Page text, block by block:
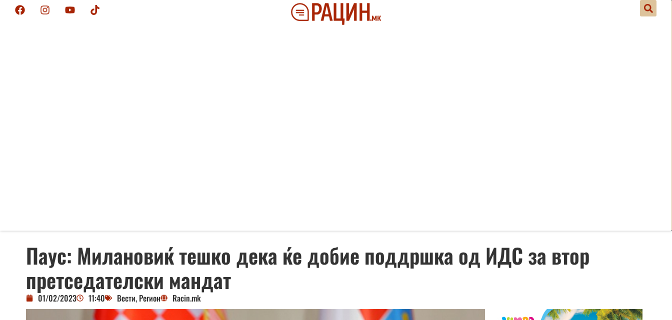
Паус: Милановиќ тешко дека ќе добие поддршка од ИДС за втор
претседателски мандат
01/02/2023 11:40 Вести, Регион Racin.mk